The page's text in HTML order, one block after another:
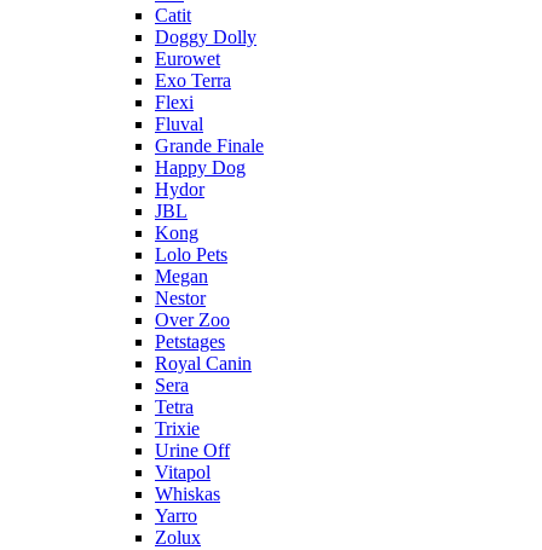
Catit
Doggy Dolly
Eurowet
Exo Terra
Flexi
Fluval
Grande Finale
Happy Dog
Hydor
JBL
Kong
Lolo Pets
Megan
Nestor
Over Zoo
Petstages
Royal Canin
Sera
Tetra
Trixie
Urine Off
Vitapol
Whiskas
Yarro
Zolux